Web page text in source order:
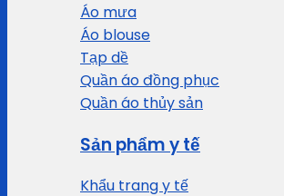
Áo mưa
Áo blouse
Tạp dề
Quần áo đồng phục
Quần áo thủy sản
Sản phẩm y tế
Khẩu trang y tế